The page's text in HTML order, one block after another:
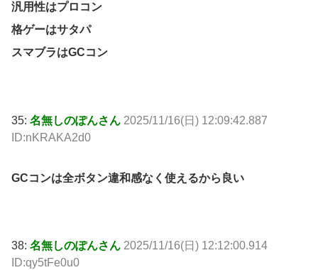
汎用性はプロコン
格ゲーはサタパ
スマブラはGCコン
35: 名無しのぽんさん 2025/11/16(日) 12:09:42.887
ID:nKRAKA2d0
GCコンは全ボタン違和感なく使えるから良い
38: 名無しのぽんさん 2025/11/16(日) 12:12:00.914
ID:qy5tFe0u0